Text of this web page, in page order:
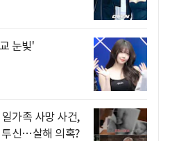
눈빛'
가족 사망 사건,
투신…살해 의혹?